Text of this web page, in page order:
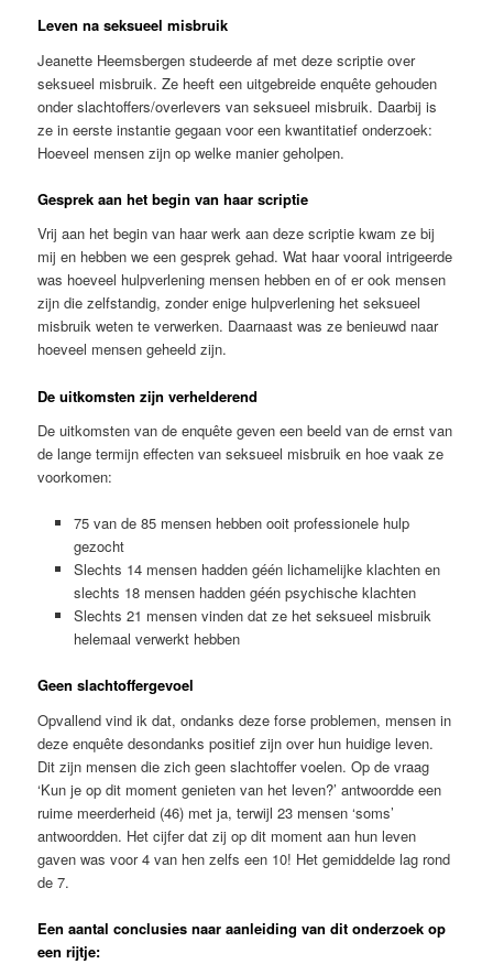
Leven na seksueel misbruik
Jeanette Heemsbergen studeerde af met deze scriptie over
seksueel misbruik. Ze heeft een uitgebreide enquête gehouden
onder slachtoffers/overlevers van seksueel misbruik. Daarbij is
ze in eerste instantie gegaan voor een kwantitatief onderzoek:
Hoeveel mensen zijn op welke manier geholpen.
Gesprek aan het begin van haar scriptie
Vrij aan het begin van haar werk aan deze scriptie kwam ze bij
mij en hebben we een gesprek gehad. Wat haar vooral intrigeerde
was hoeveel hulpverlening mensen hebben en of er ook mensen
zijn die zelfstandig, zonder enige hulpverlening het seksueel
misbruik weten te verwerken. Daarnaast was ze benieuwd naar
hoeveel mensen geheeld zijn.
De uitkomsten zijn verhelderend
De uitkomsten van de enquête geven een beeld van de ernst van
de lange termijn effecten van seksueel misbruik en hoe vaak ze
voorkomen:
75 van de 85 mensen hebben ooit professionele hulp
gezocht
Slechts 14 mensen hadden géén lichamelijke klachten en
slechts 18 mensen hadden géén psychische klachten
Slechts 21 mensen vinden dat ze het seksueel misbruik
helemaal verwerkt hebben
Geen slachtoffergevoel
Opvallend vind ik dat, ondanks deze forse problemen, mensen in
deze enquête desondanks positief zijn over hun huidige leven.
Dit zijn mensen die zich geen slachtoffer voelen. Op de vraag
‘Kun je op dit moment genieten van het leven?’ antwoordde een
ruime meerderheid (46) met ja, terwijl 23 mensen ‘soms’
antwoordden. Het cijfer dat zij op dit moment aan hun leven
gaven was voor 4 van hen zelfs een 10! Het gemiddelde lag rond
de 7.
Een aantal conclusies naar aanleiding van dit onderzoek op
een rijtje: